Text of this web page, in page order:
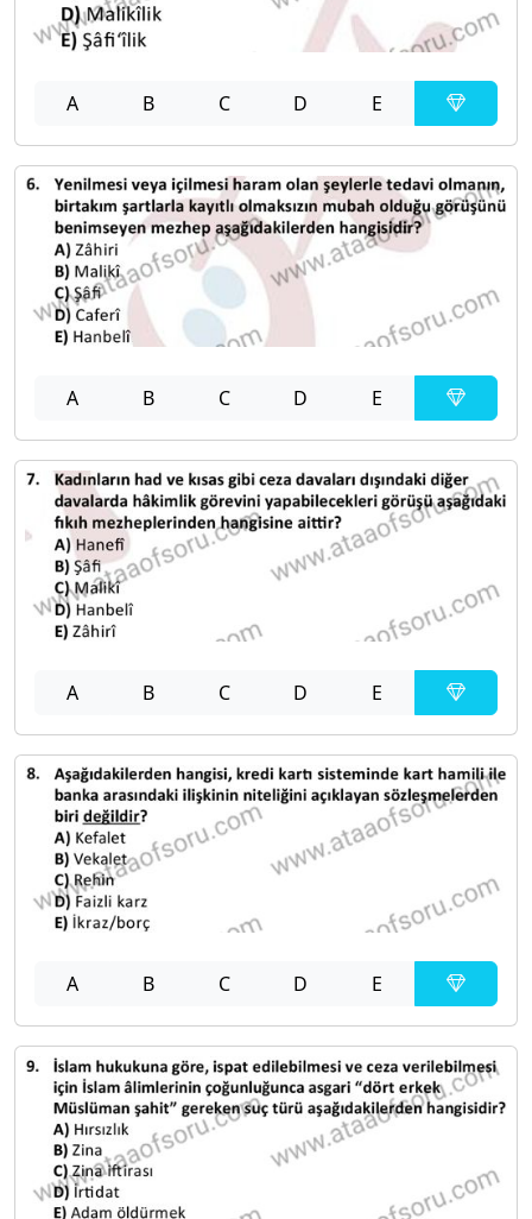
A B C D E
A B C D E
A B C D E
A B C D E